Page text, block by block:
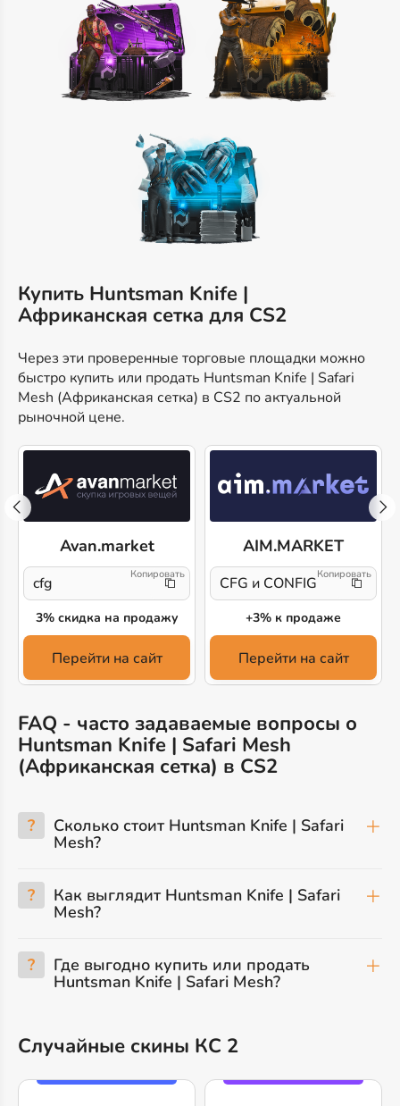
Купить Huntsman Knife |
Африканская сетка для CS2
Через эти проверенные торговые площадки можно
быстро купить или продать Huntsman Knife | Safari
Mesh (Африканская сетка) в CS2 по актуальной
рыночной цене.
Avan.market
cfg
3% скидка на продажу
Перейти на сайт
AIM.MARKET
CFG и CONFIG
+3% к продаже
Перейти на сайт
FAQ - часто задаваемые вопросы о
Huntsman Knife | Safari Mesh
(Африканская сетка) в CS2
? Сколько стоит Huntsman Knife | Safari
Mesh?
? Как выглядит Huntsman Knife | Safari
Mesh?
? Где выгодно купить или продать
Huntsman Knife | Safari Mesh?
Случайные скины КС 2